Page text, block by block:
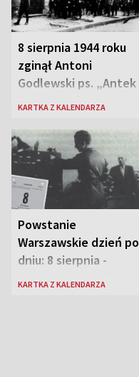
8 sierpnia 1944 roku
zginął Antoni
Godlewski ps. „Antek
Rozpylacz”
KARTKA Z KALENDARZA
Powstanie
Warszawskie dzień po
dniu: 8 sierpnia -
rozbrzmiewa radio
KARTKA Z KALENDARZA